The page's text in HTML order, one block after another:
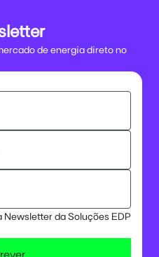
de energia direto no
da Soluções EDP